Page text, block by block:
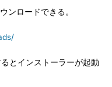
ンロードできる。
とインストーラーが起動